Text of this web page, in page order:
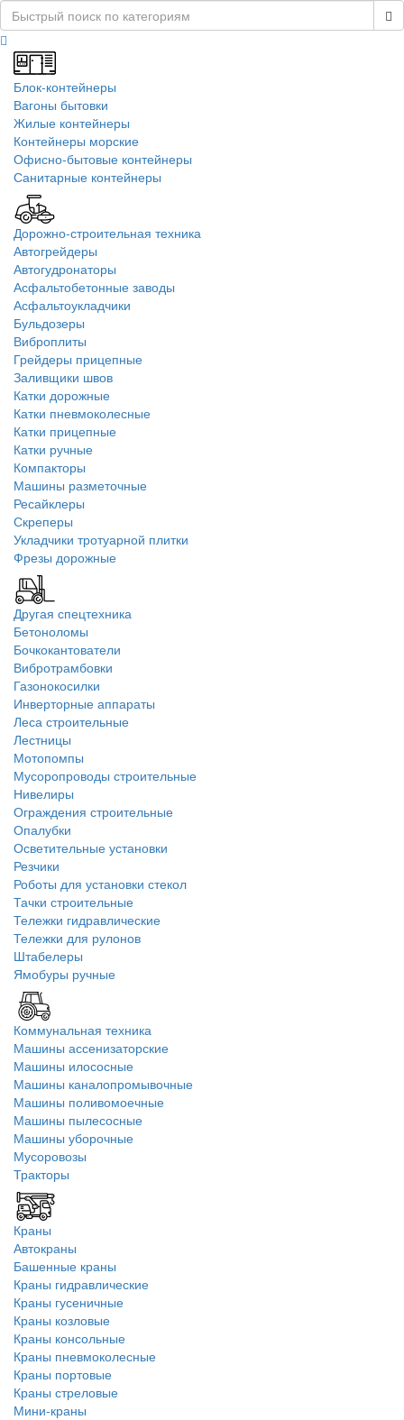
Блок-контейнеры
Вагоны бытовки
Жилые контейнеры
Контейнеры морские
Офисно-бытовые контейнеры
Санитарные контейнеры
Дорожно-строительная техника
Автогрейдеры
Автогудронаторы
Асфальтобетонные заводы
Асфальтоукладчики
Бульдозеры
Виброплиты
Грейдеры прицепные
Заливщики швов
Катки дорожные
Катки пневмоколесные
Катки прицепные
Катки ручные
Компакторы
Машины разметочные
Ресайклеры
Скреперы
Укладчики тротуарной плитки
Фрезы дорожные
Другая спецтехника
Бетоноломы
Бочкокантователи
Вибротрамбовки
Газонокосилки
Инверторные аппараты
Леса строительные
Лестницы
Мотопомпы
Мусоропроводы строительные
Нивелиры
Ограждения строительные
Опалубки
Осветительные установки
Резчики
Роботы для установки стекол
Тачки строительные
Тележки гидравлические
Тележки для рулонов
Штабелеры
Ямобуры ручные
Коммунальная техника
Машины ассенизаторские
Машины илососные
Машины каналопромывочные
Машины поливомоечные
Машины пылесосные
Машины уборочные
Мусоровозы
Тракторы
Краны
Автокраны
Башенные краны
Краны гидравлические
Краны гусеничные
Краны козловые
Краны консольные
Краны пневмоколесные
Краны портовые
Краны стреловые
Мини-краны